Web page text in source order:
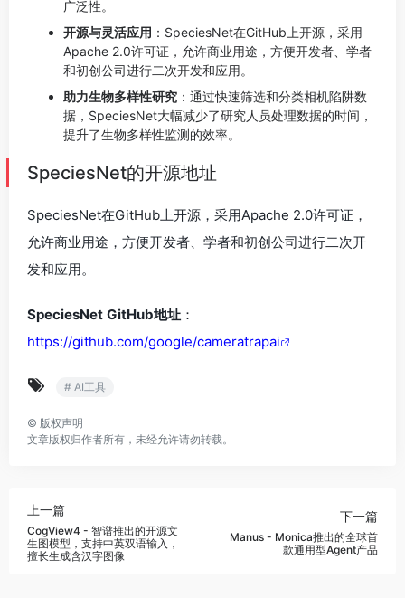
广泛性。
开源与灵活应用 ：SpeciesNet在GitHub上开源，采用
Apache 2.0许可证，允许商业用途，方便开发者、学者
和初创公司进行二次开发和应用。
助力生物多样性研究 ：通过快速筛选和分类相机陷阱数
据，SpeciesNet大幅减少了研究人员处理数据的时间，
提升了生物多样性监测的效率。
SpeciesNet的开源地址
SpeciesNet在GitHub上开源，采用Apache 2.0许可证，
允许商业用途，方便开发者、学者和初创公司进行二次开
发和应用。
SpeciesNet GitHub地址 ：
https://github.com/google/cameratrapai
# AI工具
© 版权声明
文章版权归作者所有，未经允许请勿转载。
上一篇
CogView4 - 智谱推出的开源文
生图模型，支持中英双语输入，
擅长生成含汉字图像
下一篇
Manus - Monica推出的全球首
款通用型Agent产品